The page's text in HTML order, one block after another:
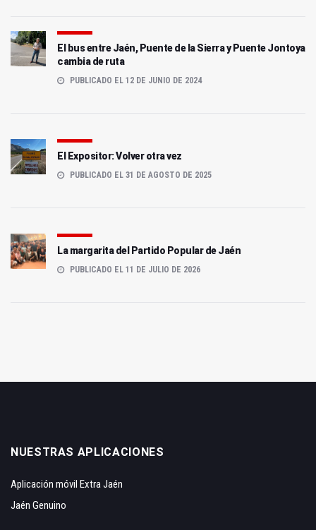
El bus entre Jaén, Puente de la Sierra y Puente Jontoya
cambia de ruta
PUBLICADO EL 12 DE JUNIO DE 2024
El Expositor: Volver otra vez
PUBLICADO EL 31 DE AGOSTO DE 2025
La margarita del Partido Popular de Jaén
PUBLICADO EL 11 DE JULIO DE 2026
NUESTRAS APLICACIONES
Aplicación móvil Extra Jaén
Jaén Genuino